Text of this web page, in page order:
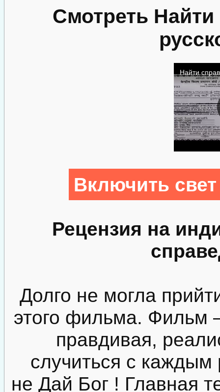
Смотреть
Включить
Рецензия на
Долго не могла
этого фильма. Фильм
правдивая,
случиться с
не Дай Бог ! Главная